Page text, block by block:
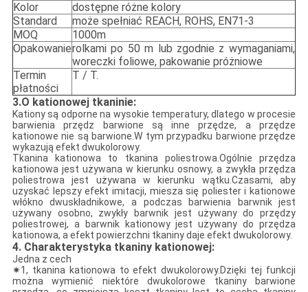
Kolor
dostępne różne kolory
Standard
może spełniać REACH, ROHS, EN71-3
MOQ
1000m
Opakowanierolkami po 50 m lub zgodnie z wymaganiami,
woreczki foliowe, pakowanie próżniowe
Termin
płatności
T / T.
3.O kationowej tkaninie:
Kationy są odporne na wysokie temperatury, dlatego w procesie
barwienia przędz barwione są inne przędze, a przędze
kationowe nie są barwione.W tym przypadku barwione przędze
wykazują efekt dwukolorowy.
Tkanina kationowa to tkanina poliestrowa.Ogólnie przędza
kationowa jest używana w kierunku osnowy, a zwykła przędza
poliestrowa jest używana w kierunku wątku.Czasami, aby
uzyskać lepszy efekt imitacji, miesza się poliester i kationowe
włókno dwuskładnikowe, a podczas barwienia barwnik jest
używany osobno, zwykły barwnik jest używany do przędzy
poliestrowej, a barwnik kationowy jest używany do przędza
kationowa, a efekt powierzchni tkaniny daje efekt dwukolorowy.
4. Charakterystyka tkaniny kationowej:
Jedna z cech
✷1, tkanina kationowa to efekt dwukolorowy.Dzięki tej funkcji
można wymienić niektóre dwukolorowe tkaniny barwione